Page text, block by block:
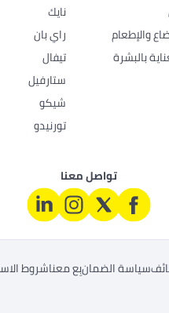
والإطعام
بالبشرة
نايك
راي بان
تيفال
ستارفيل
شيكو
تورنيدو
تواصل معنا
سياسة الضمانبِع معناشروط